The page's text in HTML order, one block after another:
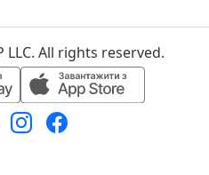
LLC. All rights reserved.